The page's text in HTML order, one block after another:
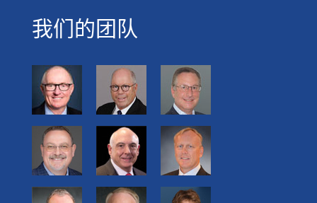
我们的团队